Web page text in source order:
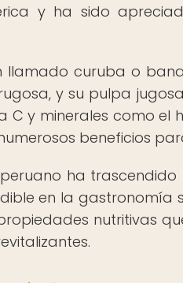
y ha sido
llamado curuba o
y su pulpa
C y minerales como el
beneficios
ha
en la
nutritivas